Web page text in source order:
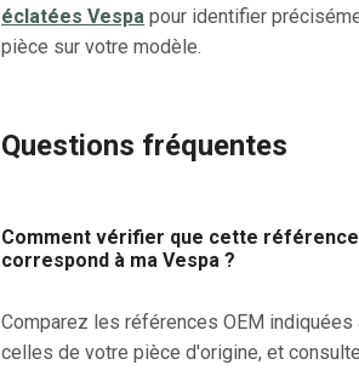
éclatées Vespa pour identifier
pièce sur votre modèle.
Questions fréquentes
Comment vérifier que cette référence
correspond à ma Vespa ?
Comparez les références OEM indiquées
celles de votre pièce d'origine, et